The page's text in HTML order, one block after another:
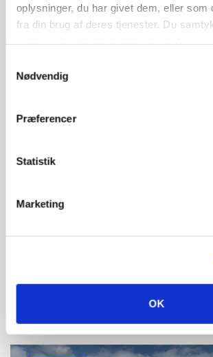
oplysninger, du har givet dem, eller som
fra din brug af deres tjenester. Du
Nødvendig
Præferencer
Statistik
Marketing
OK
KLUMME
Grambogård får oksekød på
københavnsk restaurantkæde